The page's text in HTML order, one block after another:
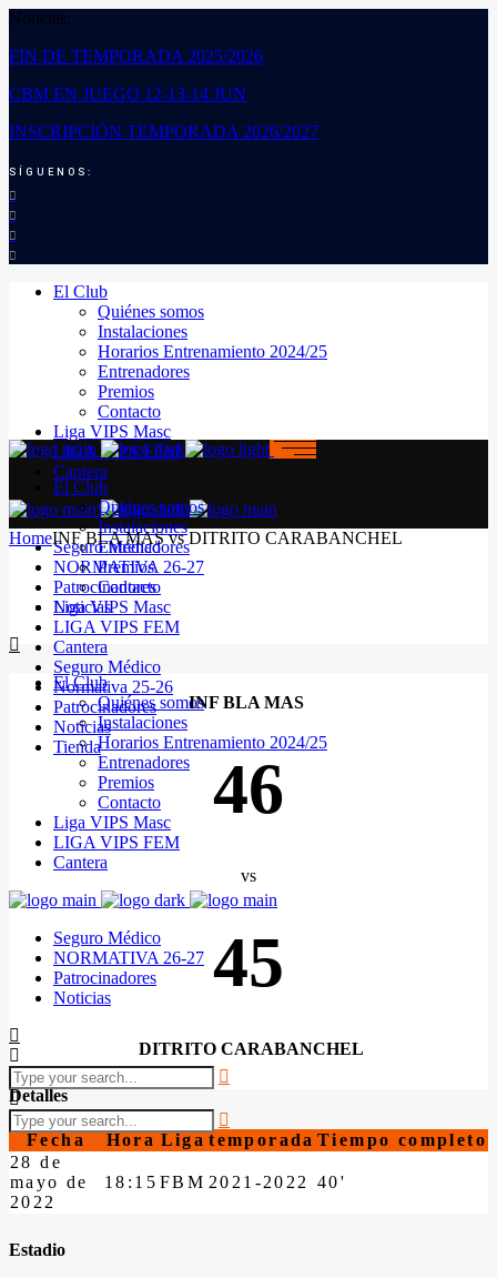
Noticias:
FIN DE TEMPORADA 2025/2026
CBM EN JUEGO 12-13-14 JUN
INSCRIPCIÓN TEMPORADA 2026/2027
SÍGUENOS:
El Club
Quiénes somos
Instalaciones
Horarios Entrenamiento 2024/25
Entrenadores
Premios
Contacto
Liga VIPS Masc
LIGA VIPS FEM
Cantera
Seguro Médico
NORMATIVA 26-27
Patrocinadores
Noticias
El Club
Quiénes somos
Instalaciones
Horarios Entrenamiento 2024/25
Entrenadores
Premios
Contacto
Liga VIPS Masc
LIGA VIPS FEM
Cantera
Seguro Médico
NORMATIVA 26-27
Patrocinadores
Noticias
El Club
Quiénes somos
Instalaciones
Entrenadores
Premios
Contacto
Liga VIPS Masc
LIGA VIPS FEM
Cantera
Seguro Médico
Normativa 25-26
Patrocinadores
Noticias
Tienda
HomeINF BLA MAS vs DITRITO CARABANCHEL
INF BLA MAS
46
vs
45
DITRITO CARABANCHEL
Detalles
Fecha Hora Liga temporada Tiempo completo
28 de
mayo de
2022
18:15 FBM 2021-2022 40'
Estadio